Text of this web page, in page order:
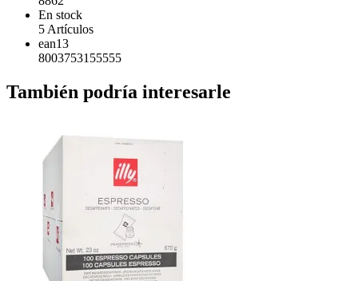
En stock
5 Artículos
ean13
8003753155555
También podría interesarle